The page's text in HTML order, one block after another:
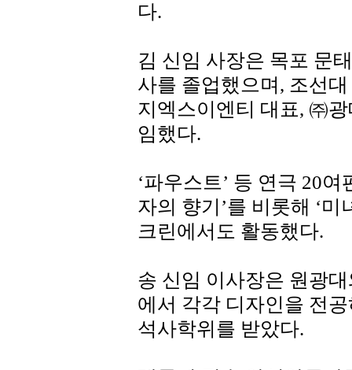
다.
김 신임 사장은 목포 문
사를 졸업했으며, 조선
지엑스이엔티 대표, ㈜
임했다.
‘파우스트’ 등 연극 20
자의 향기’를 비롯해 ‘미
크린에서도 활동했다.
송 신임 이사장은 원광
에서 각각 디자인을 전
석사학위를 받았다.